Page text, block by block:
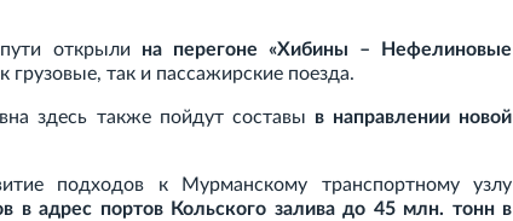
открыли на перегоне «Хибины – Нефелиновые
грузовые, так и пассажирские поезда.
здесь также пойдут составы в направлении новой
подходов к Мурманскому транспортному узлу
в адрес портов Кольского залива до 45 млн. тонн в